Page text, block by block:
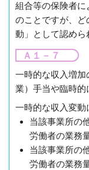
組合等の保険者に
のことですが、
動」として認めら
Ａ１－７
一時的な収入増
業）手当や臨時的
一時的な収入変動
当該事業所の
労働者の業務
当該事業所の
労働者の業務